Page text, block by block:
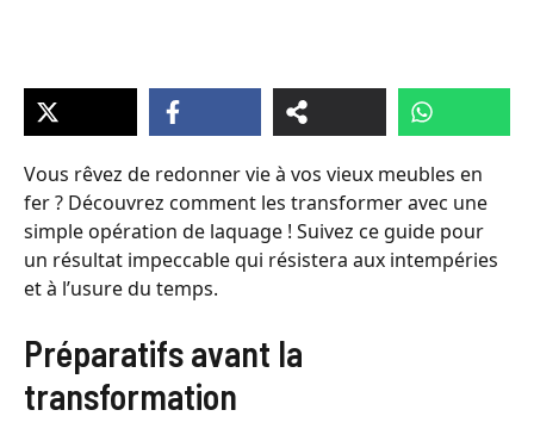
Vous rêvez de redonner vie à vos vieux meubles en
fer ? Découvrez comment les transformer avec une
simple opération de laquage ! Suivez ce guide pour
un résultat impeccable qui résistera aux intempéries
et à l’usure du temps.
Préparatifs avant la
transformation